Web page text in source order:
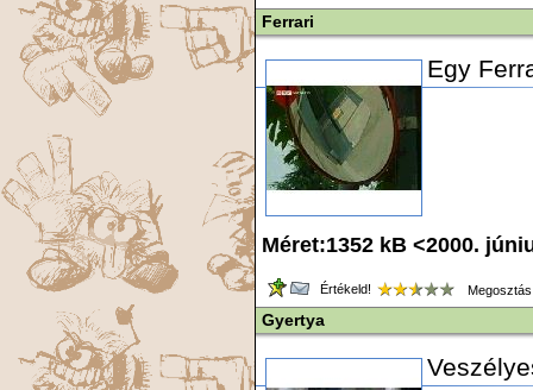
Ferrari
Egy
Méret:1352 kB <2000.
Értékeld!
Gyertya